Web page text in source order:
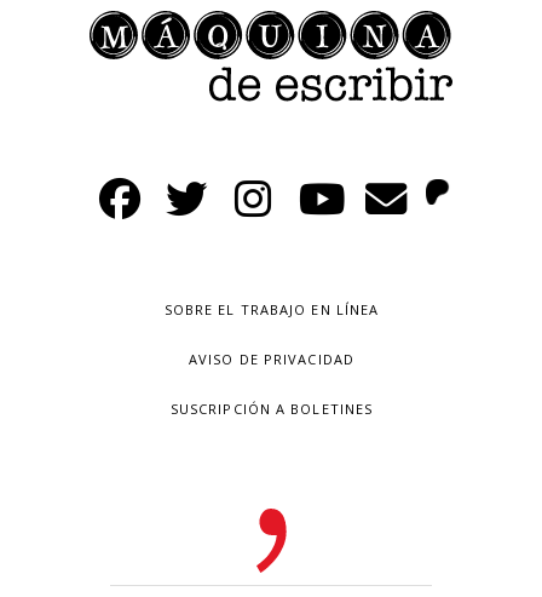
SOBRE EL TRABAJO EN LÍNEA
AVISO DE PRIVACIDAD
SUSCRIPCIÓN A BOLETINES